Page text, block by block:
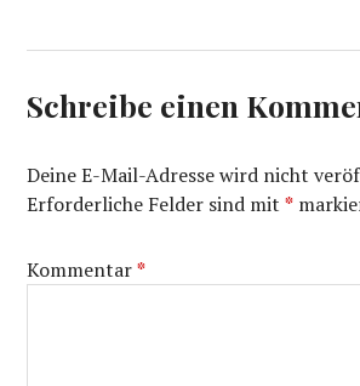
Schreibe einen
Deine E-Mail-Adresse wird nicht
Erforderliche Felder sind mit*
Kommentar*